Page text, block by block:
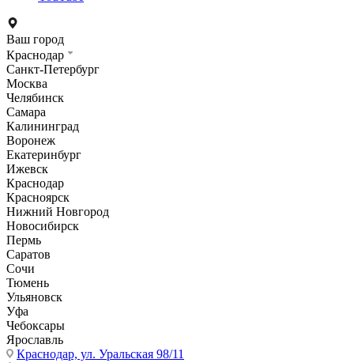
Ваш город
Краснодар
Санкт-Петербург
Москва
Челябинск
Самара
Калининград
Воронеж
Екатеринбург
Ижевск
Краснодар
Красноярск
Нижний Новгород
Новосибирск
Пермь
Саратов
Сочи
Тюмень
Ульяновск
Уфа
Чебоксары
Ярославль
Краснодар, ул. Уральская 98/11